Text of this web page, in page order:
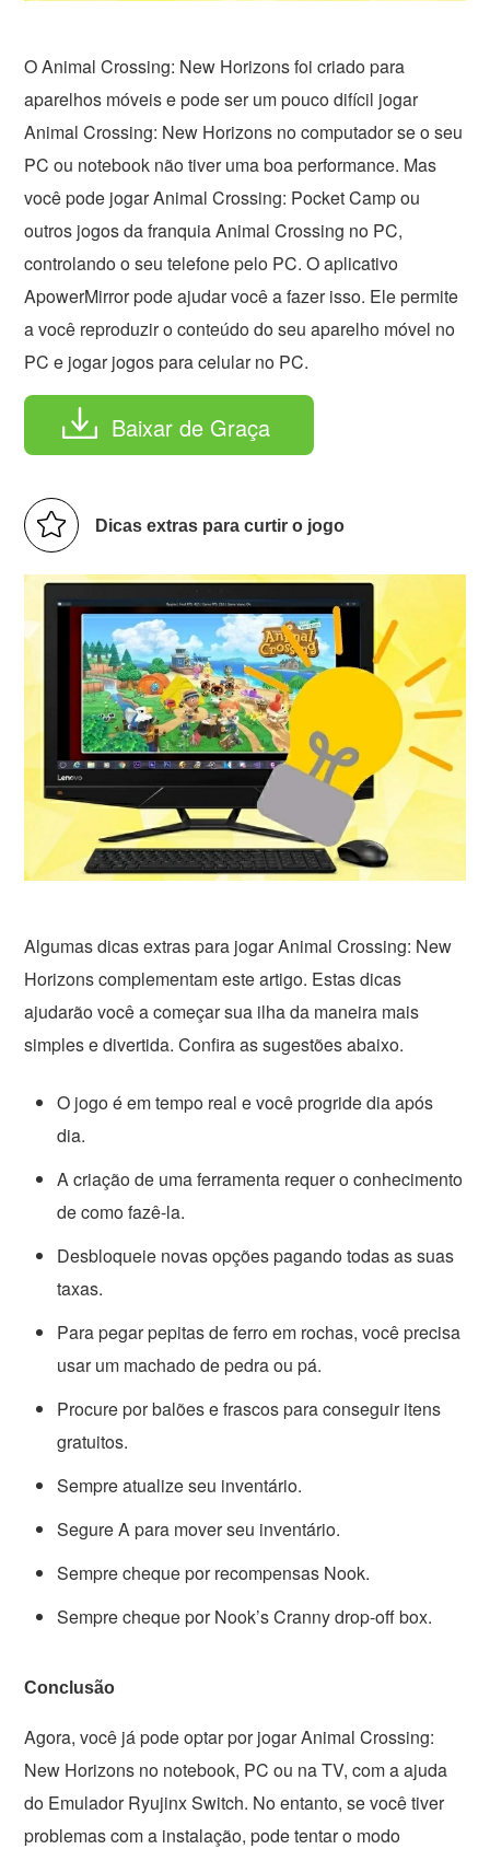
O Animal Crossing: New Horizons foi criado para
aparelhos móveis e pode ser um pouco difícil jogar
Animal Crossing: New Horizons no computador se o seu
PC ou notebook não tiver uma boa performance. Mas
você pode jogar Animal Crossing: Pocket Camp ou
outros jogos da franquia Animal Crossing no PC,
controlando o seu telefone pelo PC. O aplicativo
ApowerMirror pode ajudar você a fazer isso. Ele permite
a você reproduzir o conteúdo do seu aparelho móvel no
PC e jogar jogos para celular no PC.
Baixar de Graça
Dicas extras para curtir o jogo
Algumas dicas extras para jogar Animal Crossing: New
Horizons complementam este artigo. Estas dicas
ajudarão você a começar sua ilha da maneira mais
simples e divertida. Confira as sugestões abaixo.
O jogo é em tempo real e você progride dia após
dia.
A criação de uma ferramenta requer o conhecimento
de como fazê-la.
Desbloqueie novas opções pagando todas as suas
taxas.
Para pegar pepitas de ferro em rochas, você precisa
usar um machado de pedra ou pá.
Procure por balões e frascos para conseguir itens
gratuitos.
Sempre atualize seu inventário.
Segure A para mover seu inventário.
Sempre cheque por recompensas Nook.
Sempre cheque por Nook’s Cranny drop-off box.
Conclusão
Agora, você já pode optar por jogar Animal Crossing:
New Horizons no notebook, PC ou na TV, com a ajuda
do Emulador Ryujinx Switch. No entanto, se você tiver
problemas com a instalação, pode tentar o modo